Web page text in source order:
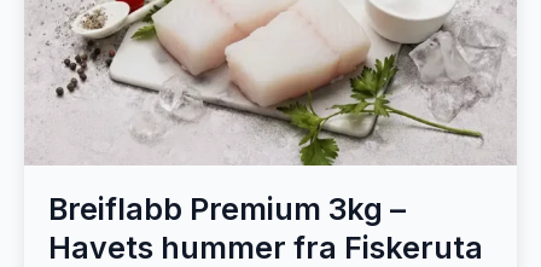
Breiflabb Premium 3kg –
Havets hummer fra Fiskeruta